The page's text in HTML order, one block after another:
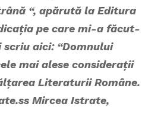
“, apărută la Editura
pe care mi-a făcut-
scriu aici: “Domnului
mai alese considerații
Literaturii Române.
Mircea Istrate,